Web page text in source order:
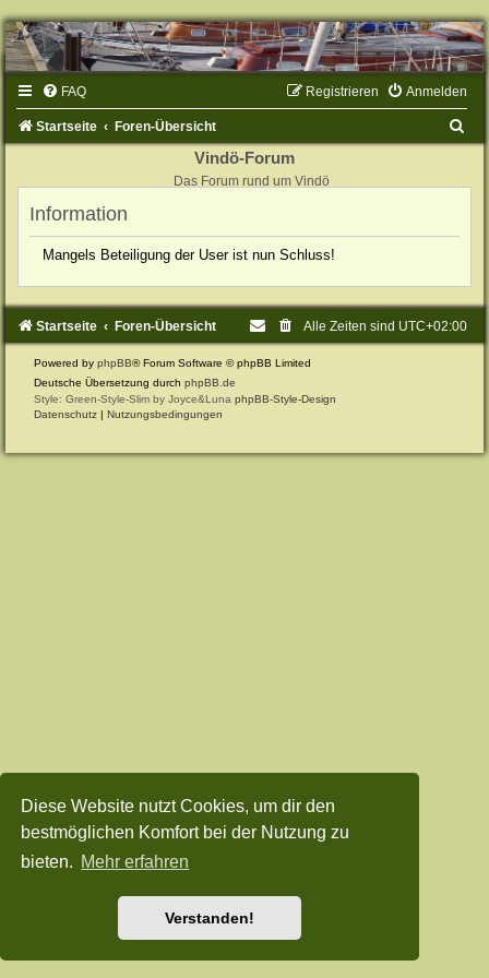
Diese Website nutzt Cookies, um dir den
bestmöglichen Komfort bei der Nutzung zu
bieten. Mehr erfahren
Verstanden!
FAQ Anmelden
Registrieren
Startseite Foren-Übersicht
Vindö-Forum
Das Forum rund um Vindö
Information
Mangels Beteiligung der User ist nun Schluss!
Startseite Foren-Übersicht Alle Zeiten sind UTC+02:00
Powered by phpBB® Forum Software © phpBB Limited
Deutsche Übersetzung durch phpBB.de
Style: Green-Style-Slim by Joyce&Luna phpBB-Style-Design
Datenschutz | Nutzungsbedingungen